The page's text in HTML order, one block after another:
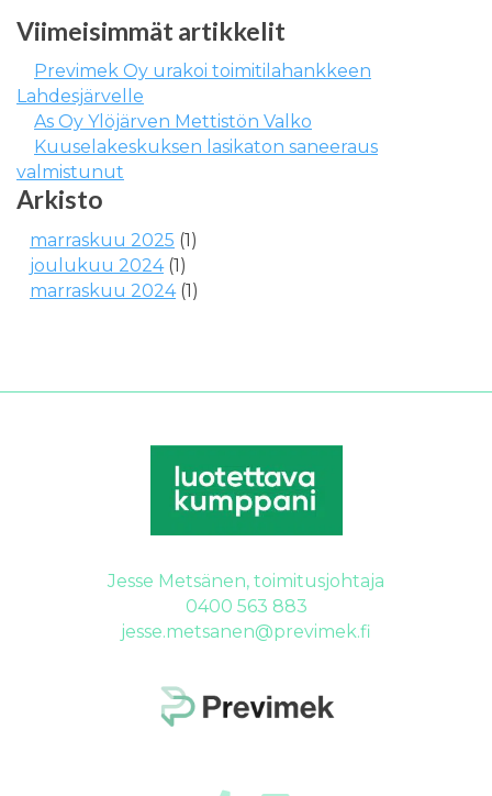
Viimeisimmät artikkelit
Previmek Oy urakoi toimitilahankkeen
Lahdesjärvelle
As Oy Ylöjärven Mettistön Valko
Kuuselakeskuksen lasikaton saneeraus
valmistunut
Arkisto
marraskuu 2025 (1)
joulukuu 2024(1)
marraskuu 2024(1)
Jesse Metsänen, toimitusjohtaja
0400 563 883
jesse.metsanen@previmek.fi